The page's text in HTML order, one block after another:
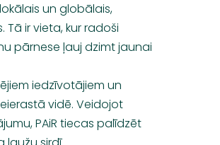
un globālais,
ir vieta, kur radoši
pārnese ļauj dzimt jaunai
iedzīvotājiem un
vidē. Veidojot
PAiR tiecas palīdzēt